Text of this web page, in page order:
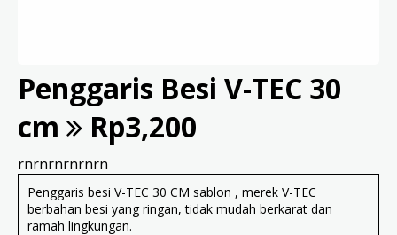
Penggaris Besi V-TEC 30
cm
Rp3,200
rnrnrnrnrnrn
Penggaris besi V-TEC 30 CM sablon , merek V-TEC
berbahan besi yang ringan, tidak mudah berkarat dan
ramah lingkungan.